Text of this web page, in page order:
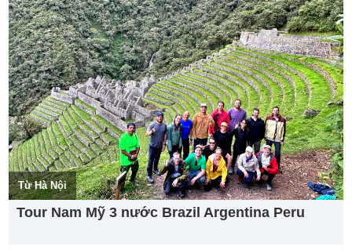
Từ Hà Nội
Tour Nam Mỹ 3 nước Brazil Argentina Peru